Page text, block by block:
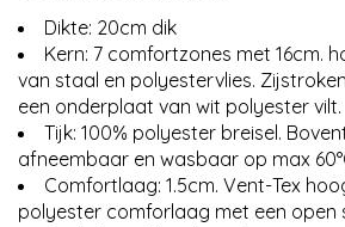
Dikte: 20cm dik
Kern: 7 comfortzones met 16cm.
van staal en polyestervlies.
een onderplaat van wit polyester vilt.
Tijk: 100% polyester breisel.
afneembaar en wasbaar op max
Comfortlaag: 1.5cm. Vent-Tex
polyester comforlaag met een open